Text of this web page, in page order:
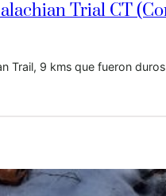
Trial CT
Trail, 9 kms que fueron